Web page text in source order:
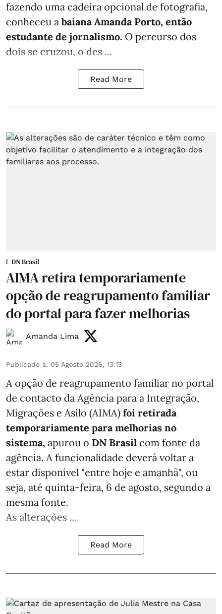
fazendo uma cadeira opcional de fotografia,
conheceu a baiana Amanda Porto, então
estudante de jornalismo. O percurso dos
dois se cruzou, o des ...
Read More
DN Brasil
AIMA retira temporariamente
opção de reagrupamento familiar
do portal para fazer melhorias
Amanda Lima
Publicado a: 05 Agosto 2026, 13:13
A opção de reagrupamento familiar no portal
de contacto da Agência para a Integração,
Migrações e Asilo (AIMA) foi retirada
temporariamente para melhorias no
sistema, apurou o DN Brasil com fonte da
agência. A funcionalidade deverá voltar a
estar disponível "entre hoje e amanhã", ou
seja, até quinta-feira, 6 de agosto, segundo a
mesma fonte.
As alterações ...
Read More